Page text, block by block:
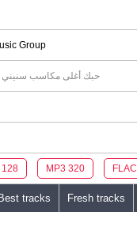
Group
حبك أغلى مكاسب
128 MP3 320 FLAC
Best tracks Fresh tracks